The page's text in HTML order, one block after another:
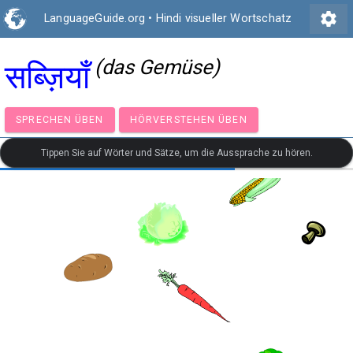
LanguageGuide.org • Hindi visueller Wortschatz settings
सब्ज़ियाँ (das Gemüse)
SPRECHEN ÜBEN HÖRVERSTEHEN ÜBEN
Tippen Sie auf Wörter und Sätze, um die Aussprache zu hören.